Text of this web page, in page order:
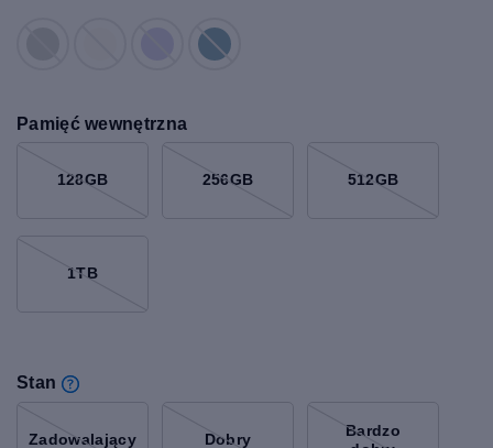
Pamięć wewnętrzna
128GB 256GB 512GB
1TB
Stan
Zadowalający Dobry
Bardzo